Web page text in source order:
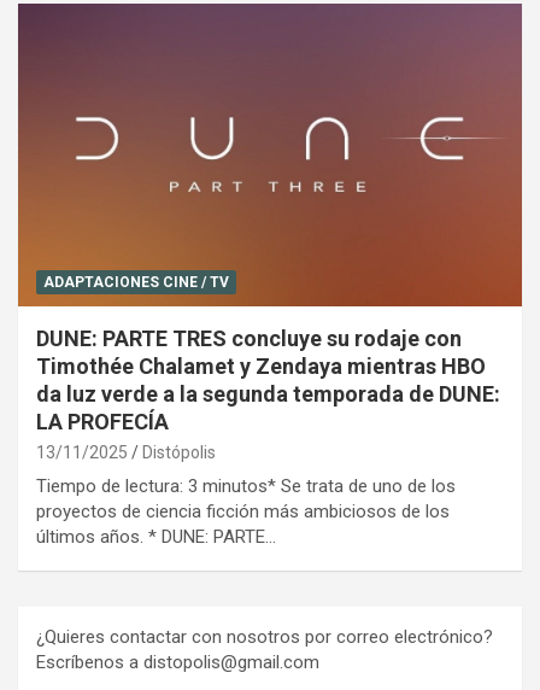
ADAPTACIONES CINE / TV
DUNE: PARTE TRES concluye su rodaje con
Timothée Chalamet y Zendaya mientras HBO
da luz verde a la segunda temporada de DUNE:
LA PROFECÍA
13/11/2025 Distópolis
Tiempo de lectura: 3 minutos* Se trata de uno de los
proyectos de ciencia ficción más ambiciosos de los
últimos años. * DUNE: PARTE…
¿Quieres contactar con nosotros por correo electrónico?
Escríbenos a distopolis@gmail.com